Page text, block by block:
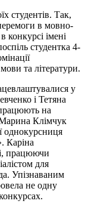
студентів. Так,
в мовно-
конкурсі імені
студентка 4-
та літератури.
у
і Тетяна
на
Клімчук
однокурсниця
Каріна
працюючи
для
Упізнаваним
не одну